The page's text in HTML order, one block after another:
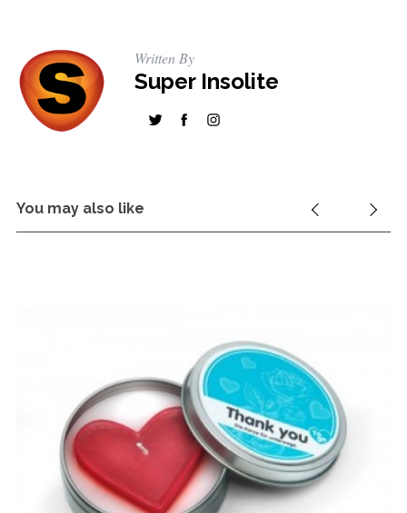
Written By
Super Insolite
You may also like